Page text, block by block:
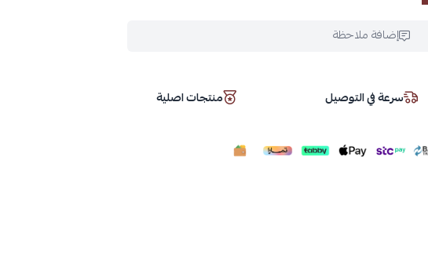
إضافة ملاحظة
سرعة في التوصيل منتجات اصلية